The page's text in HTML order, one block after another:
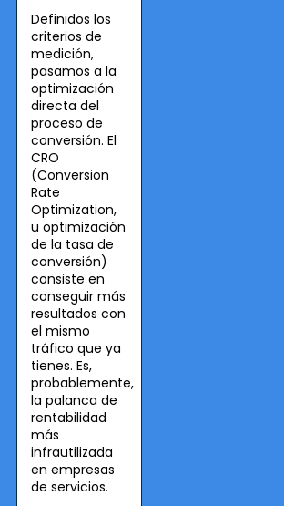
Definidos los
criterios de
medición,
pasamos a la
optimización
directa del
proceso de
conversión. El
CRO
(Conversion
Rate
Optimization,
u optimización
de la tasa de
conversión)
consiste en
conseguir más
resultados con
el mismo
tráfico que ya
tienes. Es,
probablemente,
la palanca de
rentabilidad
más
infrautilizada
en empresas
de servicios.